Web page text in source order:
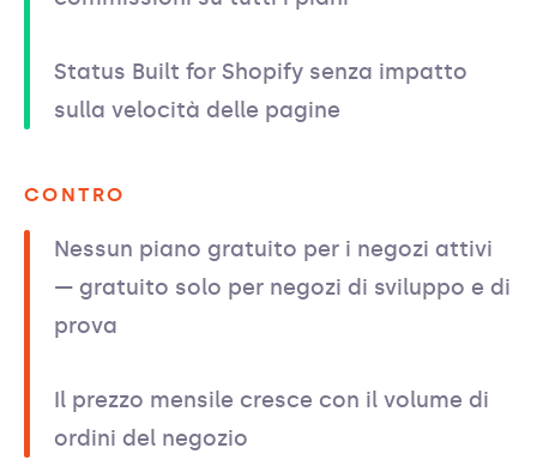
Status Built for Shopify senza impatto
sulla velocità delle pagine
CONTRO
Nessun piano gratuito per i negozi attivi
— gratuito solo per negozi di sviluppo e di
prova
Il prezzo mensile cresce con il volume di
ordini del negozio